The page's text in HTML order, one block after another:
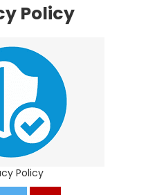
Policy
Policy